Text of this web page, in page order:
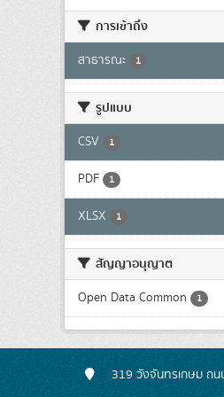
การเข้าถึง
สาธารณะ 1
รูปแบบ
CSV 1
PDF 1
XLSX 1
สัญญาอนุญาต
Open Data Common 1
319 วังจันทรเกษม ถ